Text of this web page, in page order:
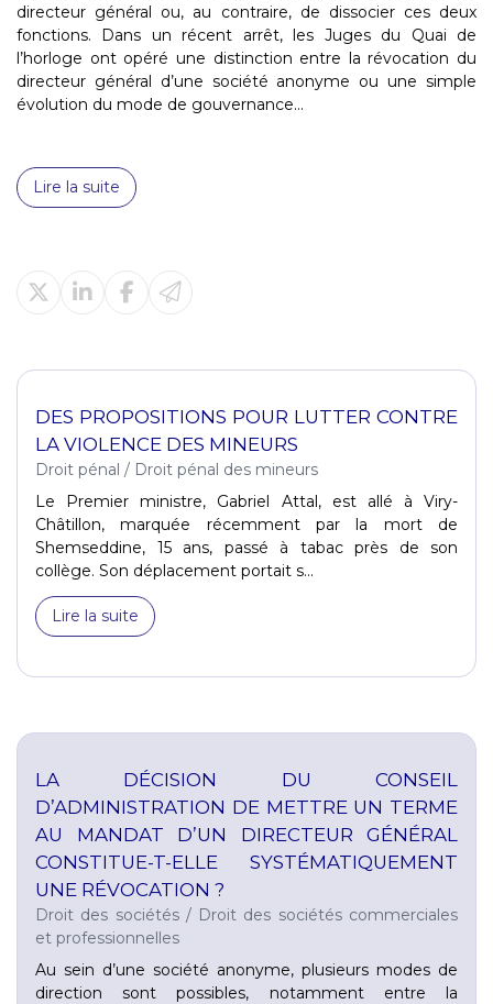
directeur général ou, au contraire, de dissocier ces deux
fonctions. Dans un récent arrêt, les Juges du Quai de
l’horloge ont opéré une distinction entre la révocation du
directeur général d’une société anonyme ou une simple
évolution du mode de gouvernance...
Lire la suite
DES PROPOSITIONS POUR LUTTER CONTRE
LA VIOLENCE DES MINEURS
Droit pénal / Droit pénal des mineurs
Le Premier ministre, Gabriel Attal, est allé à Viry-
Châtillon, marquée récemment par la mort de
Shemseddine, 15 ans, passé à tabac près de son
collège. Son déplacement portait s...
Lire la suite
LA DÉCISION DU CONSEIL
D’ADMINISTRATION DE METTRE UN TERME
AU MANDAT D’UN DIRECTEUR GÉNÉRAL
CONSTITUE-T-ELLE SYSTÉMATIQUEMENT
UNE RÉVOCATION ?
Droit des sociétés/ Droit des sociétés commerciales
et professionnelles
Au sein d’une société anonyme, plusieurs modes de
direction sont possibles, notamment entre la